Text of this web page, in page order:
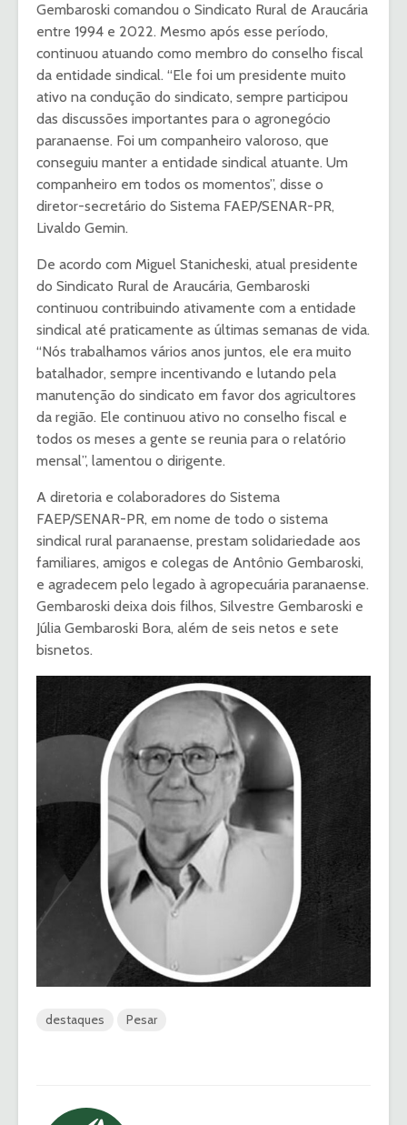
Gembaroski comandou o Sindicato Rural de Araucária
entre 1994 e 2022. Mesmo após esse período,
continuou atuando como membro do conselho fiscal
da entidade sindical. “Ele foi um presidente muito
ativo na condução do sindicato, sempre participou
das discussões importantes para o agronegócio
paranaense. Foi um companheiro valoroso, que
conseguiu manter a entidade sindical atuante. Um
companheiro em todos os momentos”, disse o
diretor-secretário do Sistema FAEP/SENAR-PR,
Livaldo Gemin.
De acordo com Miguel Stanicheski, atual presidente
do Sindicato Rural de Araucária, Gembaroski
continuou contribuindo ativamente com a entidade
sindical até praticamente as últimas semanas de vida.
“Nós trabalhamos vários anos juntos, ele era muito
batalhador, sempre incentivando e lutando pela
manutenção do sindicato em favor dos agricultores
da região. Ele continuou ativo no conselho fiscal e
todos os meses a gente se reunia para o relatório
mensal”, lamentou o dirigente.
A diretoria e colaboradores do Sistema
FAEP/SENAR-PR, em nome de todo o sistema
sindical rural paranaense, prestam solidariedade aos
familiares, amigos e colegas de Antônio Gembaroski,
e agradecem pelo legado à agropecuária paranaense.
Gembaroski deixa dois filhos, Silvestre Gembaroski e
Júlia Gembaroski Bora, além de seis netos e sete
bisnetos.
destaques Pesar